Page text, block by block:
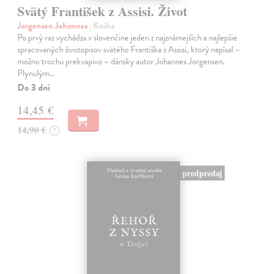
Svätý František z Assisi. Život
Jorgensen Johannes| Kniha
Po prvý raz vychádza v slovenčine jeden z najznámejších a najlepšie
spracovaných životopisov svätého Františka z Assisi, ktorý napísal –
možno trochu prekvapivo – dánsky autor Johannes Jorgensen.
Plynulým…
Do 3 dní
14,45 €
14,90 € ?
predpredaj